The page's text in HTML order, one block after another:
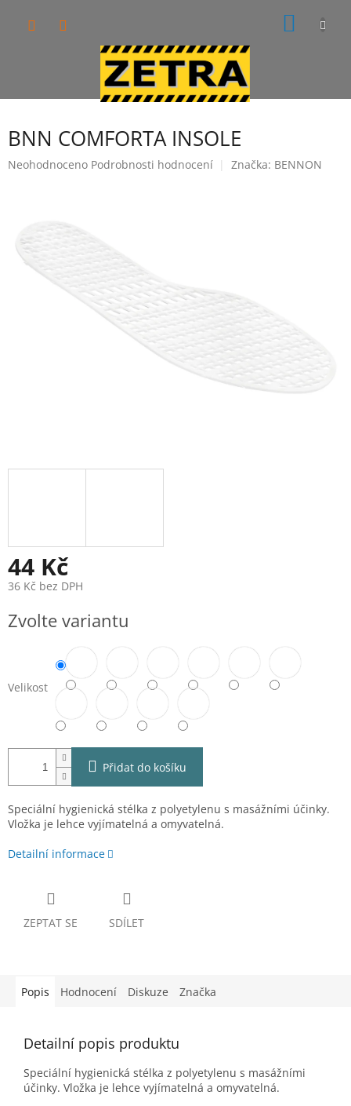
BNN COMFORTA INSOLE
Průměrné
hvězdiček.
Neohodnoceno Podrobnosti hodnocení Značka: BENNON
44 Kč
36 Kč bez DPH
cena:
Zvolte variantu
Velikost
Přidat do košíku
Speciální hygienická stélka z polyetylenu s masážními účinky.
Vložka je lehce vyjímatelná a omyvatelná.
Detailní informace
ZEPTAT SE SDÍLET
Popis Hodnocení Diskuze Značka
Detailní popis produktu
Speciální hygienická stélka z polyetylenu s masážními
účinky. Vložka je lehce vyjímatelná a omyvatelná.